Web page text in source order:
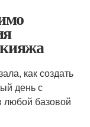
как создать
день с
любой базовой